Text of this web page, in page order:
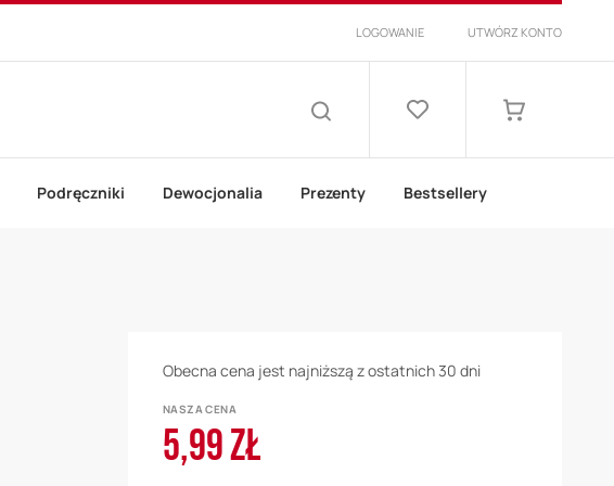
LOGOWANIE UTWÓRZ KONTO
Lista
Podręczniki Dewocjonalia Prezenty Bestsellery
Obecna cena jest najniższą z ostatnich 30 dni
NASZA CENA
5,99 ZŁ